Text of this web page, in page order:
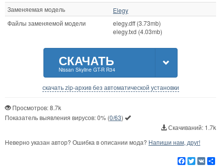
Заменяемая модель
Elegy
Файлы заменяемой модели
elegy.dff (3.73mb)
elegy.txd (4.03mb)
СКАЧАТЬ
Nissan Skyline GT-R R34
скачать zip-архив без автоматической установки
Просмотров: 8.7k
Показатель выявления вирусов:0% (0/63)
Скачиваний: 1.7k
Неверно указан автор? Ошибка в описании мода? Напиши нам, друг!
Facebook
Twitter
VK